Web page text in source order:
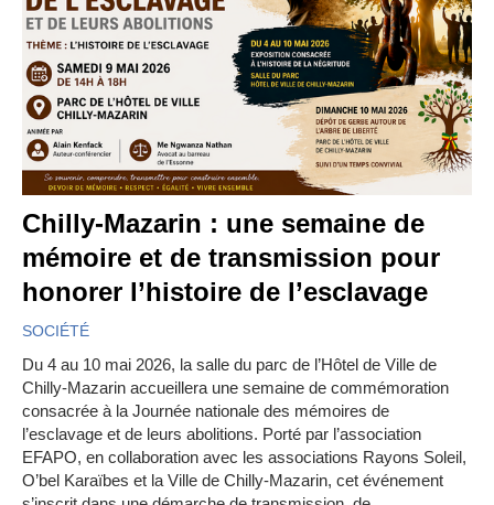
Chilly-Mazarin : une semaine de
mémoire et de transmission pour
honorer l’histoire de l’esclavage
SOCIÉTÉ
Du 4 au 10 mai 2026, la salle du parc de l’Hôtel de Ville de
Chilly-Mazarin accueillera une semaine de commémoration
consacrée à la Journée nationale des mémoires de
l’esclavage et de leurs abolitions. Porté par l’association
EFAPO, en collaboration avec les associations Rayons Soleil,
O’bel Karaïbes et la Ville de Chilly-Mazarin, cet événement